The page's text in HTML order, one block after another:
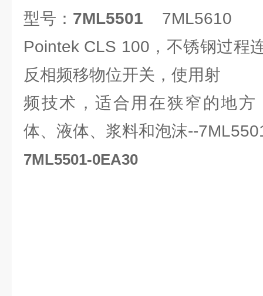
型号： 7ML5501 7ML5610
Pointek CLS 100，不锈钢过程
反相频移物位开关，使用射
频技术，适合用在狭窄的地方
体、液体、浆料和泡沫--
7ML5501-0EA30